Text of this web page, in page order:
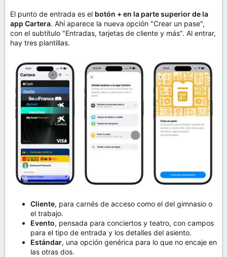
El punto de entrada es el botón + en la parte superior de la
app Cartera. Ahí aparece la nueva opción "Crear un pase",
con el subtítulo "Entradas, tarjetas de cliente y más". Al entrar,
hay tres plantillas.
Cliente, para carnés de acceso como el del gimnasio o
el trabajo.
Evento, pensada para conciertos y teatro, con campos
para el tipo de entrada y los detalles del asiento.
Estándar, una opción genérica para lo que no encaje en
las otras dos.